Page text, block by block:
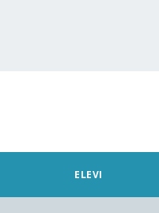
ELEVI